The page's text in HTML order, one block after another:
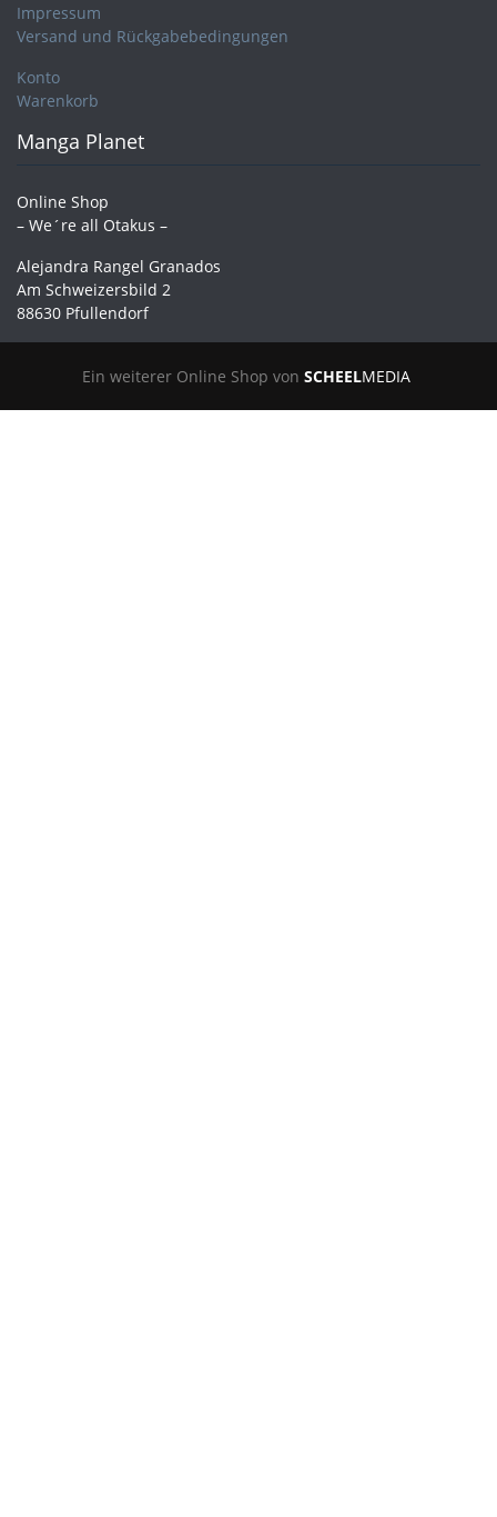
Impressum
Versand und Rückgabebedingungen
Konto
Warenkorb
Manga Planet
Online Shop
– We´re all Otakus –
Alejandra Rangel Granados
Am Schweizersbild 2
88630 Pfullendorf
Ein weiterer Online Shop von SCHEELMEDIA